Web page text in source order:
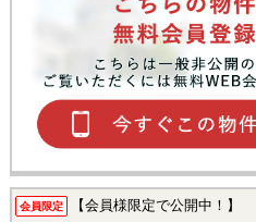
会員限定 【会員様限定で公開中！】